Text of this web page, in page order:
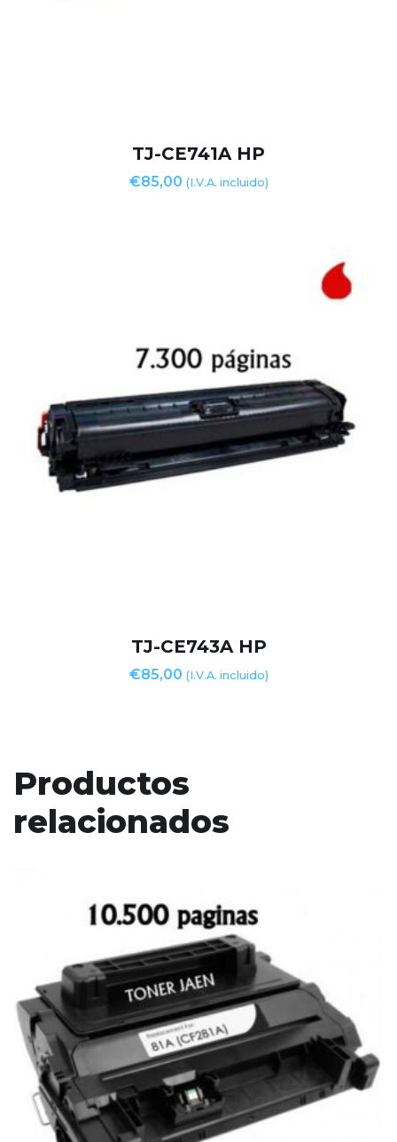
TJ-CE741A HP
€85,00 (I.V.A. incluido)
TJ-CE743A HP
€85,00 (I.V.A. incluido)
Productos
relacionados